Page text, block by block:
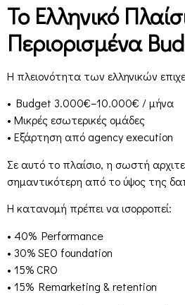
Το Ελληνικό
Περιορισμένα
Η πλειονότητα των ελληνικών
• Budget 3.000€–10.000€ / μήνα
• Μικρές εσωτερικές ομάδες
• Εξάρτηση από agency execution
Σε αυτό το πλαίσιο, η σωστή
σημαντικότερη από το ύψος της
Η κατανομή πρέπει να ισορροπεί:
• 40% Performance
• 30% SEO foundation
• 15% CRO
• 15% Remarketing & retention